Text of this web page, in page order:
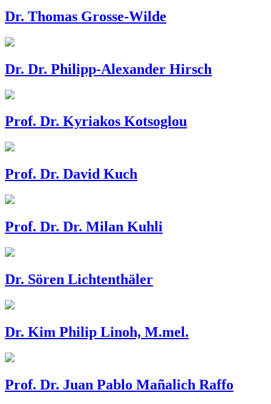
Dr. Thomas Grosse-Wilde
Dr. Dr. Philipp-Alexander Hirsch
Prof. Dr. Kyriakos Kotsoglou
Prof. Dr. David Kuch
Prof. Dr. Dr. Milan Kuhli
Dr. Sören Lichtenthäler
Dr. Kim Philip Linoh, M.mel.
Prof. Dr. Juan Pablo Mañalich Raffo